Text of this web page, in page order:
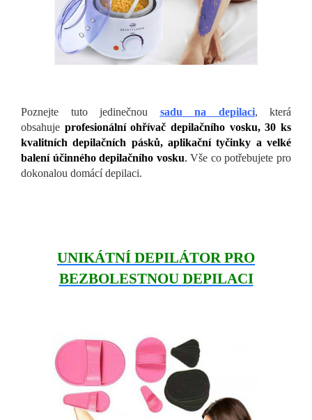
Poznejte tuto jedinečnou sadu na depilaci, která
obsahuje profesionální ohřívač depilačního vosku, 30 ks
kvalitních depilačních pásků, aplikační tyčinky a velké
balení účinného depilačního vosku. Vše co potřebujete pro
dokonalou domácí depilaci.
UNIKÁTNÍ DEPILÁTOR PRO
BEZBOLESTNOU DEPILACI